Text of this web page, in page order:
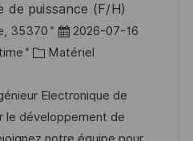
c
h
a
e
de puissance (F/H)
35370
D
a
e
d
’
2026-07-16
C
t
é
g
Matériel
Electronique de
le développement de